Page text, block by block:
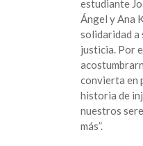
estudiante
Ángel y Ana
solidaridad a
justicia. Por
convierta en
historia de
nuestros
más”.